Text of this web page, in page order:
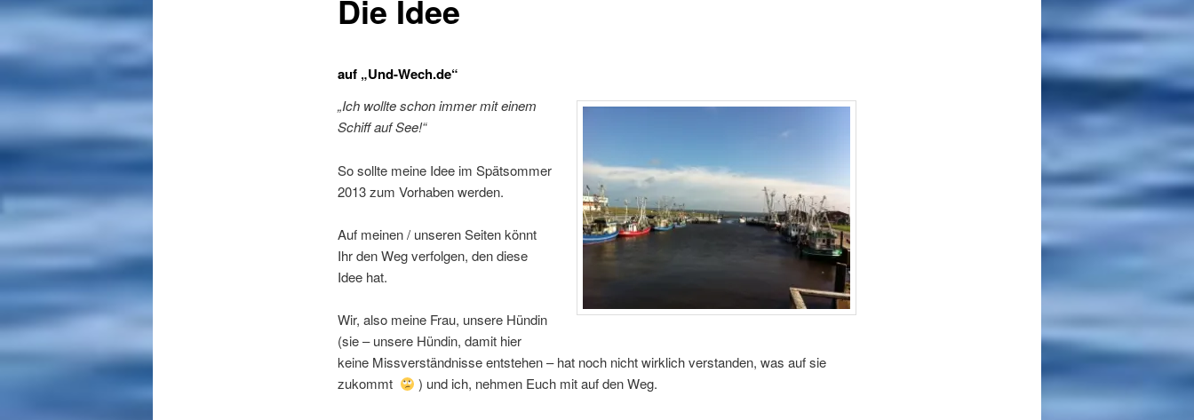
Die Idee
auf „Und-Wech.de“
„Ich wollte schon immer mit einem
Schiff auf See!“
So sollte meine Idee im Spätsommer
2013 zum Vorhaben werden.
Auf meinen / unseren Seiten könnt
Ihr den Weg verfolgen, den diese
Idee hat.
Wir, also meine Frau, unsere Hündin
(sie – unsere Hündin, damit hier
keine Missverständnisse entstehen – hat noch nicht wirklich verstanden, was auf sie
zukommt
) und ich, nehmen Euch mit auf den Weg.